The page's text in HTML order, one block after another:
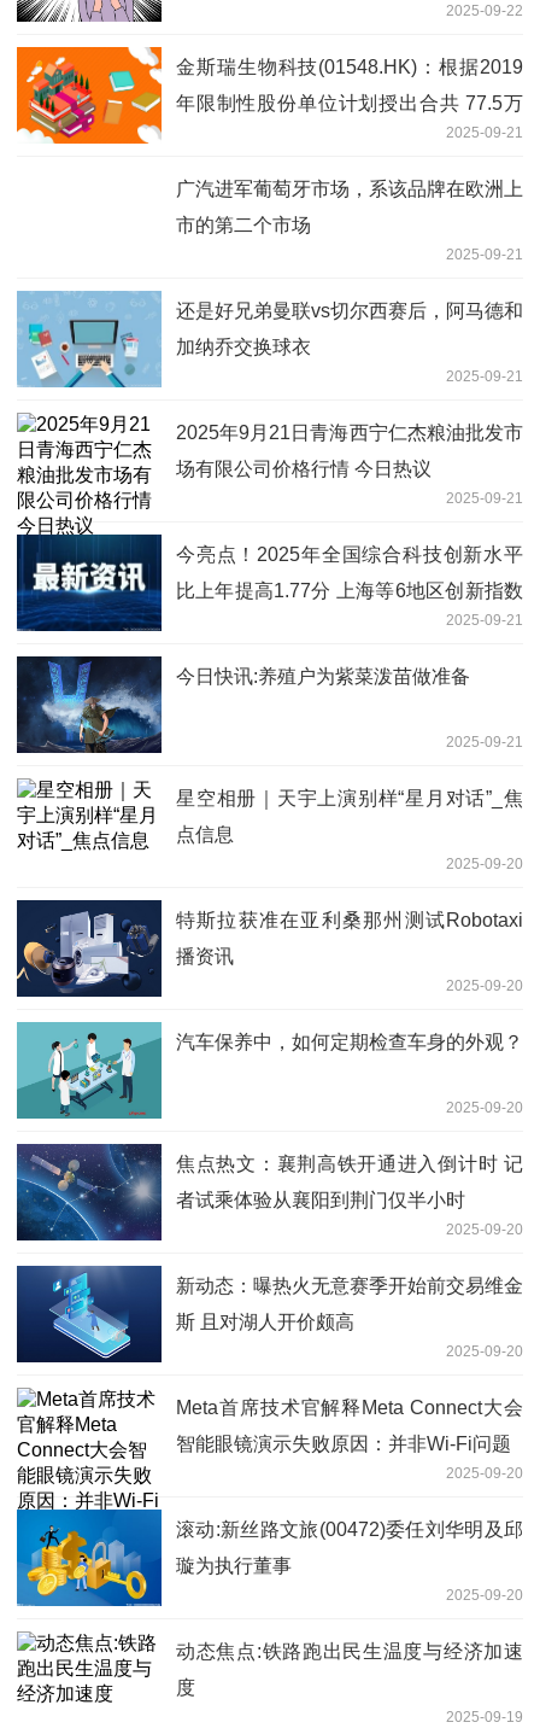
2025-09-22
金斯瑞生物科技(01548.HK)：根据2019
年限制性股份单位计划授出合共 77.5万
2025-09-21
广汽进军葡萄牙市场，系该品牌在欧洲上
市的第二个市场
2025-09-21
还是好兄弟曼联vs切尔西赛后，阿马德和
加纳乔交换球衣
2025-09-21
2025年9月21日青海西宁仁杰粮油批发市
场有限公司价格行情 今日热议
2025-09-21
今亮点！2025年全国综合科技创新水平
比上年提高1.77分 上海等6地区创新指数
2025-09-21
今日快讯:养殖户为紫菜泼苗做准备
2025-09-21
星空相册｜天宇上演别样“星月对话”_焦
点信息
2025-09-20
特斯拉获准在亚利桑那州测试Robotaxi
播资讯
2025-09-20
汽车保养中，如何定期检查车身的外观？
2025-09-20
焦点热文：襄荆高铁开通进入倒计时 记
者试乘体验从襄阳到荆门仅半小时
2025-09-20
新动态：曝热火无意赛季开始前交易维金
斯 且对湖人开价颇高
2025-09-20
Meta首席技术官解释Meta Connect大会
智能眼镜演示失败原因：并非Wi-Fi问题
2025-09-20
滚动:新丝路文旅(00472)委任刘华明及邱
璇为执行董事
2025-09-20
动态焦点:铁路跑出民生温度与经济加速
度
2025-09-19